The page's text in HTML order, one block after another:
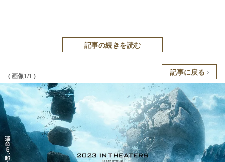
記事の続きを読む
( 画像1/1 ) 記事に戻る